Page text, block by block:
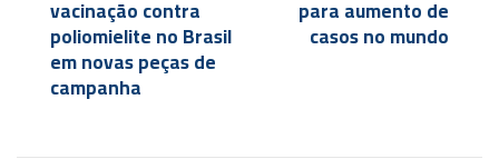
vacinação contra
poliomielite no Brasil
em novas peças de
campanha
para aumento de
casos no mundo